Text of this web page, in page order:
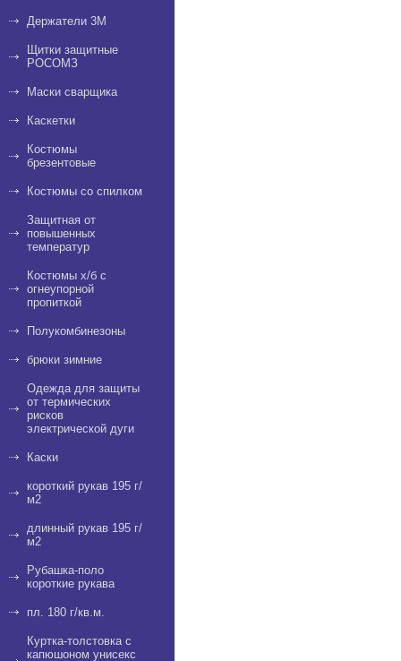
Держатели 3M
Щитки защитные
РОСОМЗ
Маски сварщика
Каскетки
Костюмы
брезентовые
Костюмы со спилком
Защитная от
повышенных
температур
Костюмы х/б с
огнеупорной
пропиткой
Полукомбинезоны
брюки зимние
Одежда для защиты
от термических
рисков
электрической дуги
Каски
короткий рукав 195 г/
м2
длинный рукав 195 г/
м2
Рубашка-поло
короткие рукава
пл. 180 г/кв.м.
Куртка-толстовка с
капюшоном унисекс